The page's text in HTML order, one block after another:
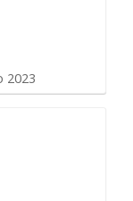
2023